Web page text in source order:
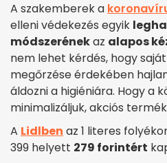
A szakemberek a
elleni védekezés egyik
módszerénekaz alapos
nem lehet kérdés, hogy
megőrzése érdekében
áldozni a higiéniára. Hogy a
minimalizáljuk, akciós
A Lidlben az 1 literes
399 helyett 279 forintért